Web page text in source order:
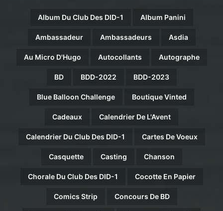
Album Du Club Des DID-1 Album Panini
Ambassadeur Ambassadeurs Asdia
Au Micro D'Hugo Autocollants Autographe
BD BDD-2022 BDD-2023
Blue Balloon Challenge Boutique Vinted
Cadeaux Calendrier De L'Avent
Calendrier Du Club Des DID-1 Cartes De Voeux
Casquette Casting Chanson
Chorale Du Club Des DID-1 Cocotte En Papier
Comics Strip Concours De BD